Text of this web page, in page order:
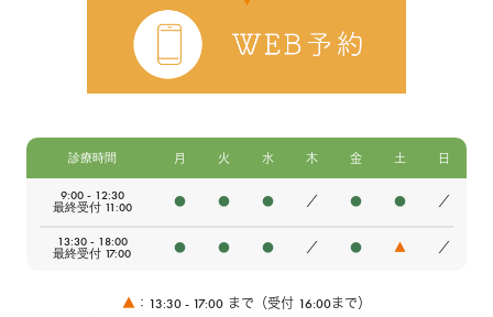
診療時間 月 火 水 木 金 土 日
9:00 - 12:30
最終受付 11:00 ● ● ● ／ ● ● ／
13:30 - 18:00
最終受付 17:00 ● ● ● ／ ● ▲ ／
▲ ： 13:30 - 17:00 まで（受付 16:00まで）